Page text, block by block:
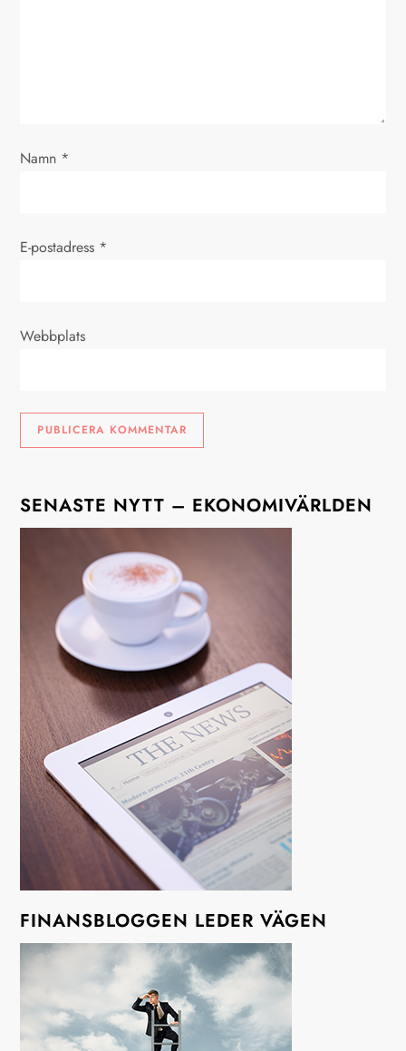
e
i
g
Namn *
E-postadress *
Webbplats
SENASTE NYTT – EKONOMIVÄRLDEN
FINANSBLOGGEN LEDER VÄGEN